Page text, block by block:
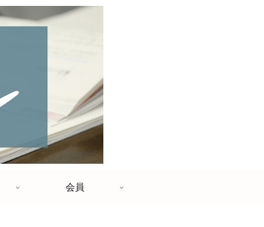
会員